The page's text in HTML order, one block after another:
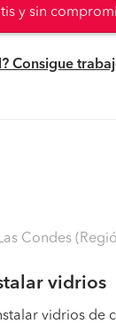
y sin
Consigue
Condes (Región
vidrios
vidrios de